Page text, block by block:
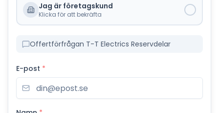
Jag är företagskund
Klicka för att bekräfta
Offertförfrågan T-T Electrics Reservdelar
E-post *